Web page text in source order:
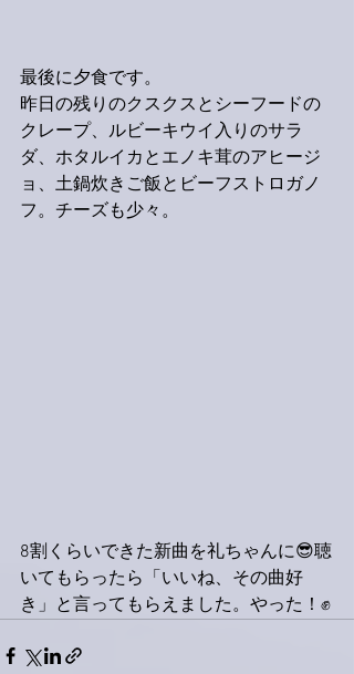
最後に夕食です。
昨日の残りのクスクスとシーフードの
クレープ、ルビーキウイ入りのサラ
ダ、ホタルイカとエノキ茸のアヒージ
ョ、土鍋炊きご飯とビーフストロガノ
フ。チーズも少々。
8割くらいできた新曲を礼ちゃんに😎聴
いてもらったら「いいね、その曲好
き」と言ってもらえました。やった！✊